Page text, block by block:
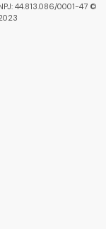
44.813.086/0001-47 ©